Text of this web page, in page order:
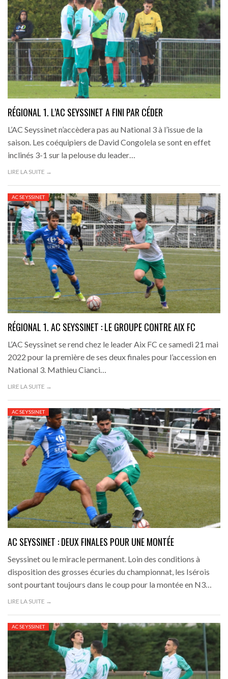
RÉGIONAL 1. L’AC SEYSSINET A FINI PAR CÉDER
L’AC Seyssinet n’accèdera pas au National 3 à l’issue de la
saison. Les coéquipiers de David Congolela se sont en effet
inclinés 3-1 sur la pelouse du leader…
LIRE LA SUITE →
AC SEYSSINET
RÉGIONAL 1. AC SEYSSINET : LE GROUPE CONTRE AIX FC
L’AC Seyssinet se rend chez le leader Aix FC ce samedi 21 mai
2022 pour la première de ses deux finales pour l’accession en
National 3. Mathieu Cianci…
LIRE LA SUITE →
AC SEYSSINET
AC SEYSSINET : DEUX FINALES POUR UNE MONTÉE
Seyssinet ou le miracle permanent. Loin des conditions à
disposition des grosses écuries du championnat, les Isérois
sont pourtant toujours dans le coup pour la montée en N3…
LIRE LA SUITE →
AC SEYSSINET